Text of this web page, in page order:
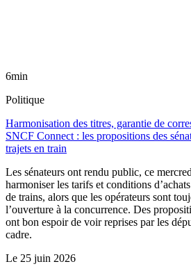
6min
Politique
Harmonisation des titres, garantie de
SNCF Connect : les propositions des
trajets en train
Les sénateurs ont rendu public, ce
harmoniser les tarifs et conditions
de trains, alors que les opérateurs sont
l’ouverture à la concurrence. Des
ont bon espoir de voir reprises par les
cadre.
Le 25 juin 2026